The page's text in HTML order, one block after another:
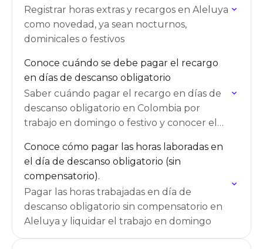
Registrar horas extras y recargos en Aleluya
como novedad, ya sean nocturnos,
dominicales o festivos
Conoce cuándo se debe pagar el recargo
en días de descanso obligatorio
Saber cuándo pagar el recargo en días de
descanso obligatorio en Colombia por
trabajo en domingo o festivo y conocer el
Conoce cómo pagar las horas laboradas en
el día de descanso obligatorio (sin
compensatorio).
Pagar las horas trabajadas en día de
descanso obligatorio sin compensatorio en
Aleluya y liquidar el trabajo en domingo